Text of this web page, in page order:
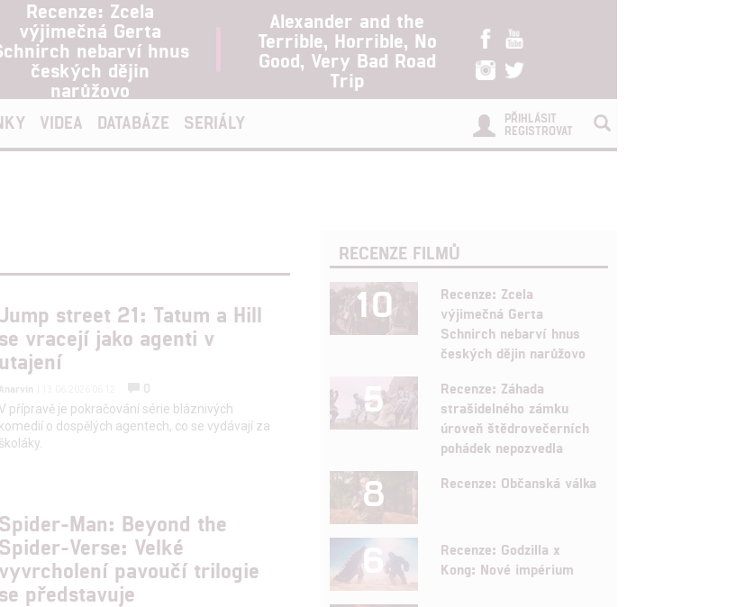
Recenze: Zcela
výjimečná Gerta
nebarví hnus
českých dějin
narůžovo
Alexander and the
Terrible, Horrible, No
Good, Very Bad Road
Trip
VIDEA DATABÁZE SERIÁLY
PŘIHLÁSIT
REGISTROVAT
Jump street 21: Tatum a Hill
se vracejí jako agenti v
utajení
Anarvin
0
přípravě je pokračování série bláznivých
komedií o dospělých agentech, co se vydávají za
školáky.
Spider-Man: Beyond the
Spider-Verse: Velké
vyvrcholení pavoučí trilogie
se představuje
RECENZE FILMŮ
10
Recenze: Zcela
výjimečná Gerta
Schnirch nebarví hnus
českých dějin narůžovo
5
Recenze: Záhada
strašidelného zámku
úroveň štědrovečerních
pohádek nepozvedla
8 Recenze: Občanská válka
6
Recenze: Godzilla x
Kong: Nové impérium